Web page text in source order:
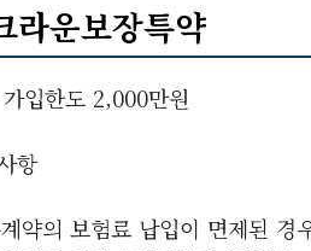
라운보장특약
입한도 2,000만원
항
약의 보험료 납입이 면제된